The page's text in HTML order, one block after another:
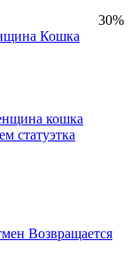
30%
Кошка
статуэтка